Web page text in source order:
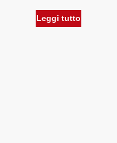
Leggi tutto